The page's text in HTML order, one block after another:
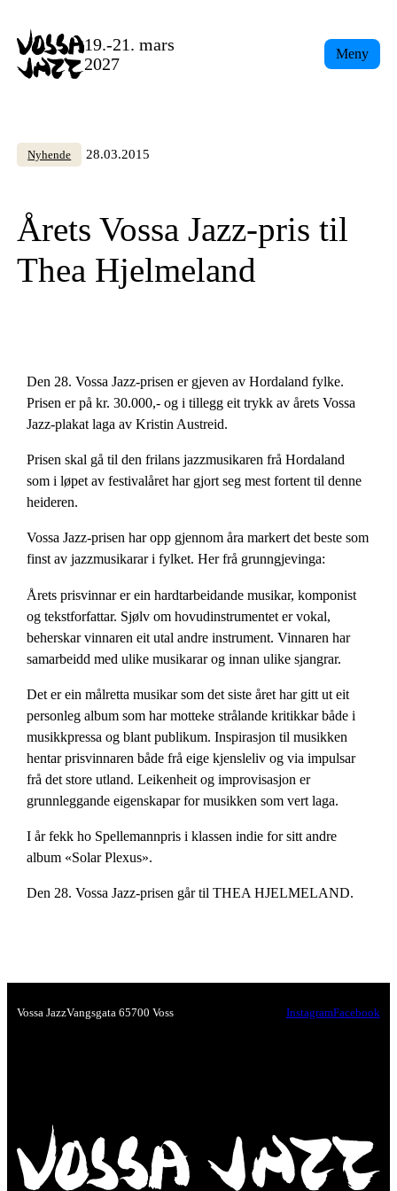
content
19.-21. mars
2027
Meny
Nyhende 28.03.2015
Årets Vossa Jazz-pris til
Thea Hjelmeland
Den 28. Vossa Jazz-prisen er gjeven av Hordaland fylke.
Prisen er på kr. 30.000,- og i tillegg eit trykk av årets Vossa
Jazz-plakat laga av Kristin Austreid.
Prisen skal gå til den frilans jazzmusikaren frå Hordaland
som i løpet av festivalåret har gjort seg mest fortent til denne
heideren.
Vossa Jazz-prisen har opp gjennom åra markert det beste som
finst av jazzmusikarar i fylket. Her frå grunngjevinga:
Årets prisvinnar er ein hardtarbeidande musikar, komponist
og tekstforfattar. Sjølv om hovudinstrumentet er vokal,
beherskar vinnaren eit utal andre instrument. Vinnaren har
samarbeidd med ulike musikarar og innan ulike sjangrar.
Det er ein målretta musikar som det siste året har gitt ut eit
personleg album som har motteke strålande kritikkar både i
musikkpressa og blant publikum. Inspirasjon til musikken
hentar prisvinnaren både frå eige kjensleliv og via impulsar
frå det store utland. Leikenheit og improvisasjon er
grunnleggande eigenskapar for musikken som vert laga.
I år fekk ho Spellemannpris i klassen indie for sitt andre
album «Solar Plexus».
Den 28. Vossa Jazz-prisen går til THEA HJELMELAND.
Vossa JazzVangsgata 65700 Voss InstagramFacebook